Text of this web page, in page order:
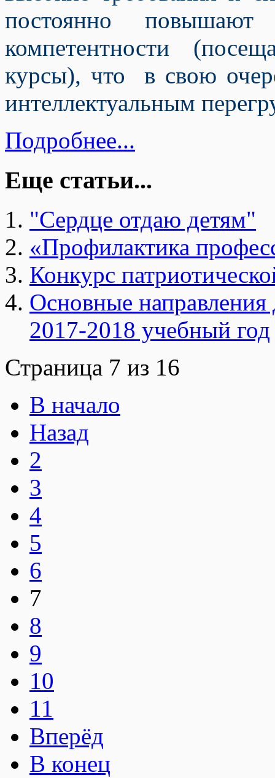
постоянно повышают
компетентности
курсы), что в свою
интеллектуальным
Подробнее...
Еще статьи...
"Сердце отдаю детям"
«Профилактика
Конкурс
Основные
2017-2018 учебный год
Страница 7 из 16
В начало
Назад
2
3
4
5
6
7
8
9
10
11
Вперёд
В конец